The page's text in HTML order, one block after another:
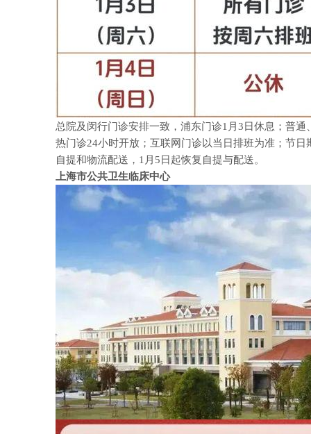
总院及闵行门诊安排一致，浦东门诊1 月 3 日休息；普通
热门诊24小时开放；互联网门诊以当日排班为准；节
自提和物流配送， 1 月 5 日起恢复自提与配送。
上海市公共卫生临床中心